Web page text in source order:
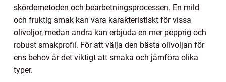
skördemetoden och bearbetningsprocessen. En mild
och fruktig smak kan vara karakteristiskt för vissa
olivoljor, medan andra kan erbjuda en mer pepprig och
robust smakprofil. För att välja den bästa olivoljan för
ens behov är det viktigt att smaka och jämföra olika
typer.